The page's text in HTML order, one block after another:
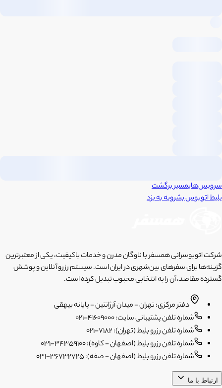
سرویس‌هایمسیر برگشت
بلیط اتوبوسبشرویهبهیزد
شرکت اتوبوسرانی همسفر با ناوگان مدرن و خدمات باکیفیت، یکی از معتبرترین
گزینه‌ها برای سفرهای بین‌شهری در ایران است. سیستم رزرو آنلاین و پوشش
گسترده مقاصد، آن را به انتخابی محبوب تبدیل کرده است.
دفتر مرکزی: تهران - میدان آرژانتین - پایانه بیهقی
شماره تلفن پشتیبانی سایت: 41609000-021
شماره تلفن رزرو بلیط (تهران): 7182-021
شماره تلفن رزرو بلیط (اصفهان - کاوه): 34359100-031
شماره تلفن رزرو بلیط (اصفهان - صفه): 36732725-031
ارتباط با ما